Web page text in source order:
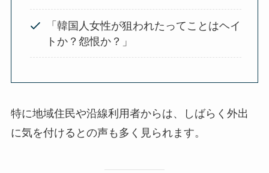
「韓国人女性が狙われたってことはヘイ
トか？怨恨か？」
特に地域住民や沿線利用者からは、しばらく外出
に気を付けるとの声も多く見られます。